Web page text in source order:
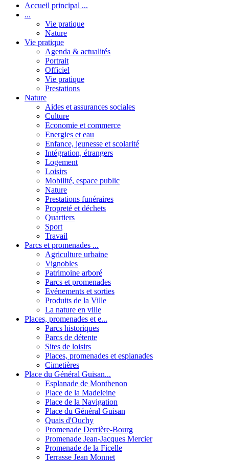
Accueil principal ...
...
Vie pratique
Nature
Vie pratique
Agenda & actualités
Portrait
Officiel
Vie pratique
Prestations
Nature
Aides et assurances sociales
Culture
Economie et commerce
Energies et eau
Enfance, jeunesse et scolarité
Intégration, étrangers
Logement
Loisirs
Mobilité, espace public
Nature
Prestations funéraires
Propreté et déchets
Quartiers
Sport
Travail
Parcs et promenades ...
Agriculture urbaine
Vignobles
Patrimoine arboré
Parcs et promenades
Evénements et sorties
Produits de la Ville
La nature en ville
Places, promenades et e...
Parcs historiques
Parcs de détente
Sites de loisirs
Places, promenades et esplanades
Cimetières
Place du Général Guisan...
Esplanade de Montbenon
Place de la Madeleine
Place de la Navigation
Place du Général Guisan
Quais d'Ouchy
Promenade Derrière-Bourg
Promenade Jean-Jacques Mercier
Promenade de la Ficelle
Terrasse Jean Monnet